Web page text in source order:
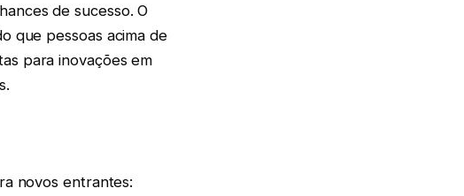
de sucesso. O
que pessoas acima de
para inovações em
novos entrantes: